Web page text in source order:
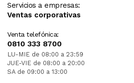
Servicios a empresas:
Ventas corporativas
Venta telefónica:
0810 333 8700
LU-MIE de 08:00 a 23:59
JUE-VIE de 08:00 a 20:00
SA de 09:00 a 13:00